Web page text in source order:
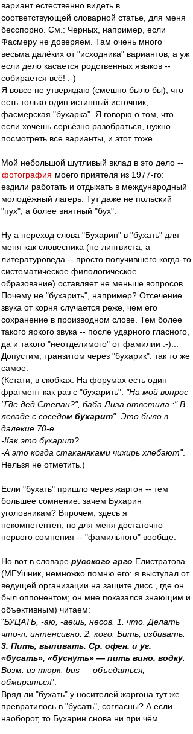
вариант естественно видеть в
соответствующей словарной статье, для меня
бесспорно. См.: Черных, например, если
Фасмеру не доверяем. Там очень много
весьма далёких от "исходника" вариантов, а уж
если дело касается родственных языков --
собирается всё! :-)
Я вовсе не утверждаю (смешно было бы), что
есть только один истинный источник,
фасмерская "бухарка". Я говорю о том, что
если хочешь серьёзно разобраться, нужно
посмотреть все варианты, и этот тоже.
Мой небольшой шутливый вклад в это дело --
фотография моего приятеля из 1977-го:
ездили работать и отдыхать в международный
молодёжный лагерь. Тут даже не польский
"пух", а более внятный "бух".
Ну а переход слова "Бухарин" в "бухать" для
меня как словесника (не лингвиста, а
литературоведа -- просто получившего когда-то
систематическое филологическое
образование) оставляет не меньше вопросов.
Почему не "бухарить", например? Отсечение
звука от корня случается реже, чем его
сохранение в производном слове. Тем более
такого яркого звука -- после ударного гласного,
да и такого "неотделимого" от фамилии :-)...
Допустим, транзитом через "бухарик": так то же
самое.
(Кстати, в скобках. На форумах есть один
фрагмент как раз с "бухарить": "На мой вопрос
"Где дед Степан?", баба Лиза ответила :" В
леваде с соседом бухарит". Это было в
далекие 70-е.
-Как это бухарит?
-А это когда стаканяками чихирь хлебают".
Нельзя не отметить.)
Если "бухать" пришло через жаргон -- тем
большее сомнение: зачем Бухарин
уголовникам? Впрочем, здесь я
некомпетентен, но для меня достаточно
первого сомнения -- "фамильного" вообще.
Но вот в словаре русского арго Елистратова
(МГУшник, немножко помню его: я выступал от
ведущей организации на защите дисс., где он
был оппонентом; он мне показался знающим и
объективным) читаем:
"БУЦАТЬ, -аю, -аешь, несов. 1. что. Делать
что-л. интенсивно. 2. кого. Бить, избивать.
3. Пить, выпивать. Ср. офен. и уг.
«бусать», «буснуть» — пить вино, водку.
Возм. из тюрк. bus — объедаться,
обжираться".
Вряд ли "бухать" у носителей жаргона тут же
превратилось в "бусать", согласны? А если
наоборот, то Бухарин снова ни при чём.